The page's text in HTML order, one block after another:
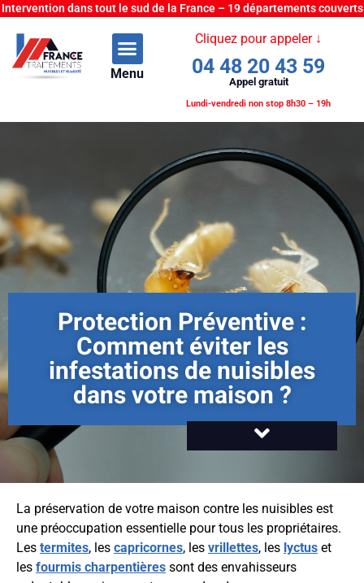
Intervention dans tout le sud de la France – 19 départements couverts
Menu
Cliquez pour appeler ↓
04 48 20 43 59
Appel gratuit
Lundi-vendredi non stop 8h30 – 19h
Protection Préventive :
Comment éviter les
infestations de nuisibles
dans votre maison ?
La préservation de votre maison contre les nuisibles est
une préoccupation essentielle pour tous les propriétaires.
Les termites, les capricornes, les vrillettes, les lyctus et
les fourmis charpentières sont des envahisseurs